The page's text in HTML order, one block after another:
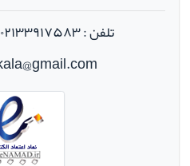
تلفن : ۰۲۱۳۳۹۱۷۵۸۳ - ۰۲۱۳۳۹۱۴۴۳۴